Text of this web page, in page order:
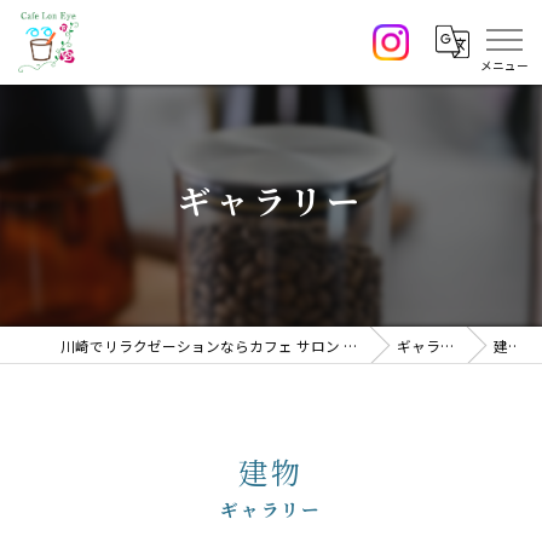
ギャラリー
川崎でリラクゼーションならカフェ サロン CafeLonEye ギャラリー 建物
ギャラリー
建物